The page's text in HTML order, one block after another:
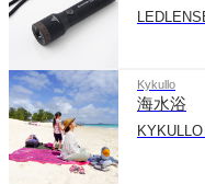
Kykullo
海水浴